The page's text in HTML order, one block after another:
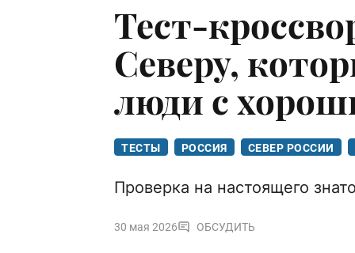
Тест-
Северу,
люди с
ТЕСТЫ РОССИЯ СЕВЕР РОССИИ
Проверка на настоящего
30 мая 2026 ОБСУДИТЬ